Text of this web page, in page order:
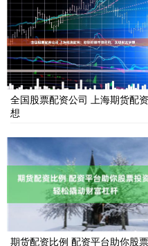
全国股票配资公司 上海期货配
想
期货配资比例 配资平台助你股